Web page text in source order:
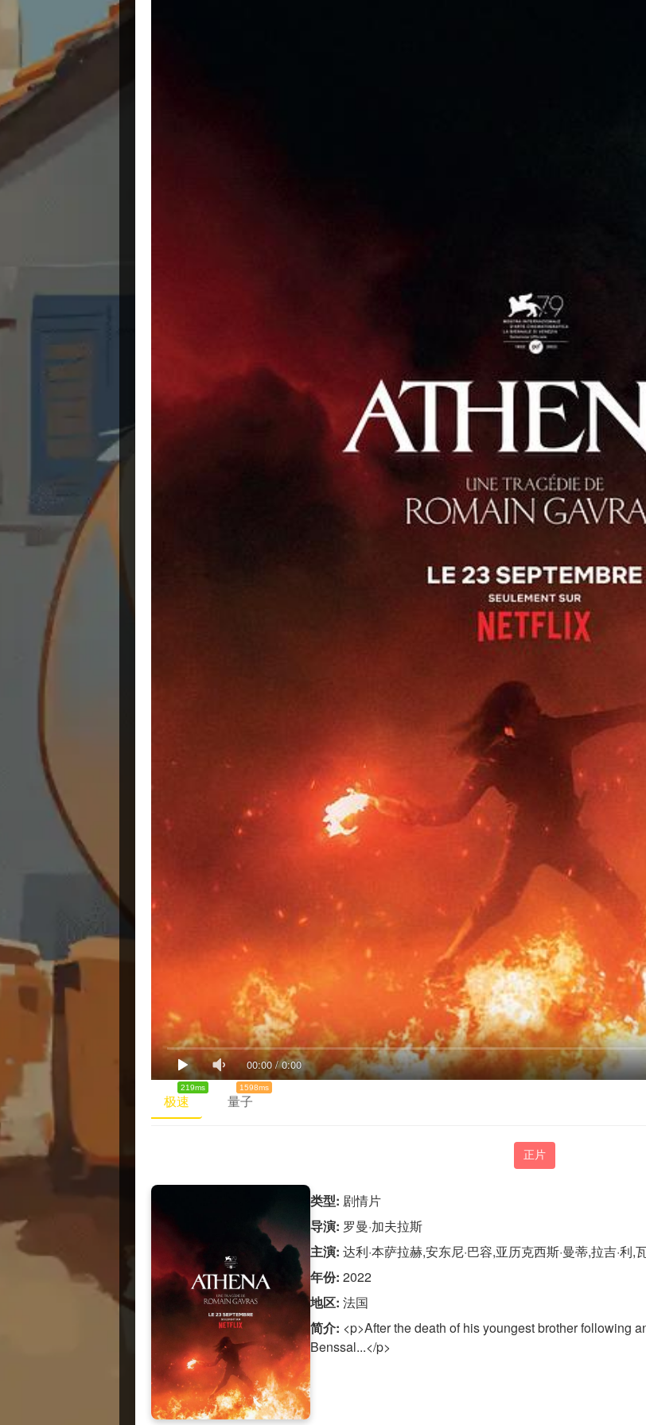
00:00/0:00
极速
219ms
量子
1598ms
正片
类型: 剧情片
导演: 罗曼·加夫拉斯
主演: 达利·本萨拉赫,安东尼·巴容,亚历克西斯·曼蒂,拉吉·利,
年份: 2022
地区: 法国
简介: <p>After the death of his youngest brother following
Benssal...</p>